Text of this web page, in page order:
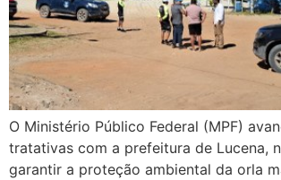
O Ministério Público Federal (MPF)
tratativas com a prefeitura de Lucena,
garantir a proteção ambiental da orla